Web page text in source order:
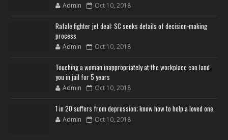
Admin Oct 10, 2018
Rafale fighter jet deal: SC seeks details of decision-making
process
Admin Oct 10, 2018
Touching a woman inappropriately at the workplace can land
you in jail for 5 years
Admin Oct 10, 2018
1 in 20 suffers from depression; know how to help a loved one
Admin Oct 10, 2018